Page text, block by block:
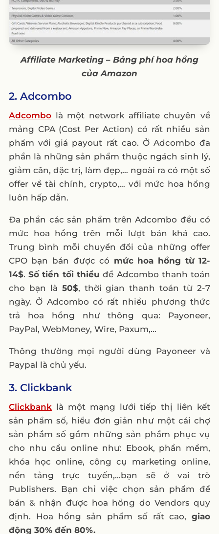
Affiliate Marketing – Bảng phí hoa hồng
của Amazon
2. Adcombo
Adcombo là một network affiliate chuyên về
mảng CPA (Cost Per Action) có rất nhiều sản
phẩm với giá payout rất cao. Ở Adcombo đa
phần là những sản phẩm thuộc ngách sinh lý,
giảm cân, đặc trị, làm đẹp,… ngoài ra có một số
offer về tài chính, crypto,… với mức hoa hồng
luôn hấp dẫn.
Đa phần các sản phẩm trên Adcombo đều có
mức hoa hồng trên mỗi lượt bán khá cao.
Trung bình mỗi chuyển đổi của những offer
CPO bạn bán được có mức hoa hồng từ 12-
14$.Số tiền tối thiểu để Adcombo thanh toán
cho bạn là 50$, thời gian thanh toán từ 2-7
ngày. Ở Adcombo có rất nhiều phương thức
trả hoa hồng như thông qua: Payoneer,
PayPal, WebMoney, Wire, Paxum,…
Thông thường mọi người dùng Payoneer và
Paypal là chủ yếu.
3. Clickbank
Clickbank là một mạng lưới tiếp thị liên kết
sản phẩm số, hiểu đơn giản như một cái chợ
sản phẩm số gồm những sản phẩm phục vụ
cho nhu cầu online như: Ebook, phần mềm,
khóa học online, công cụ marketing online,
nền tảng trực tuyến,…bạn sẽ ở vai trò
Publishers. Bạn chỉ việc chọn sản phẩm để
bán & nhận được hoa hồng do Vendors quy
định. Hoa hồng sản phẩm số rất cao,giao
động 30% đến 80%.